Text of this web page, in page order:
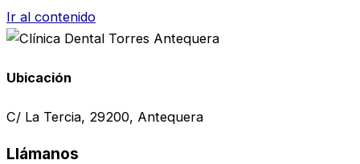
Ir al contenido
Ubicación
C/ La Tercia, 29200, Antequera
Llámanos